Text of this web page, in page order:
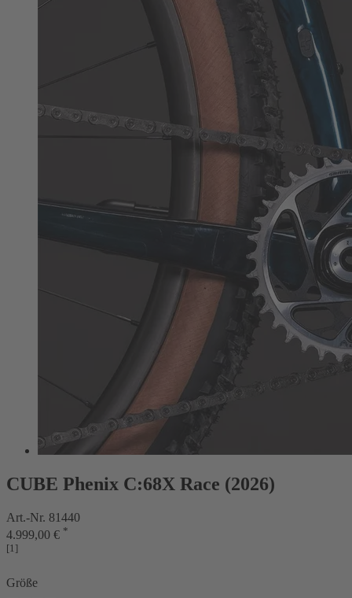
CUBE Phenix C:68X Race (2026)
Art.-Nr. 81440
4.999,00 € *
[1]
Größe